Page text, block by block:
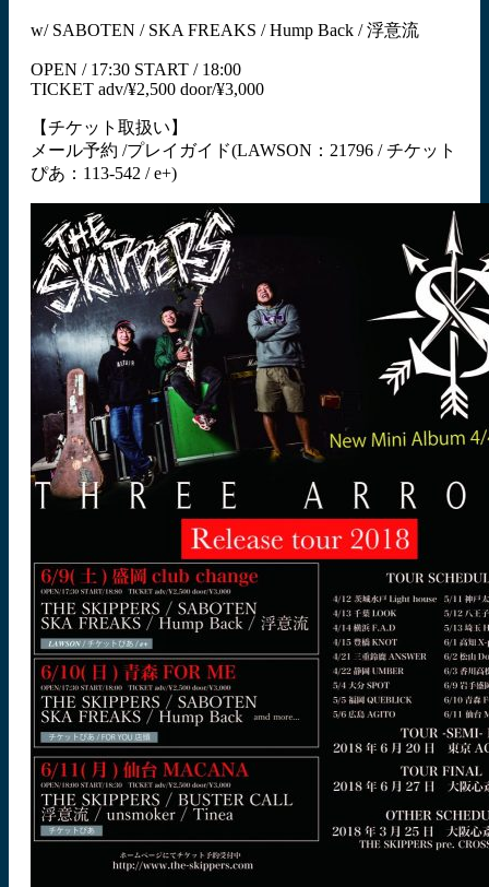
w/ SABOTEN / SKA FREAKS / Hump Back / 浮意流
OPEN / 17:30 START / 18:00
TICKET adv/¥2,500 door/¥3,000
【チケット取扱い】
メール予約 /プレイガイド(LAWSON：21796 / チケット
ぴあ：113-542 / e+)